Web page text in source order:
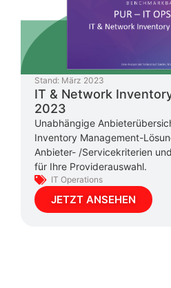
Stand: März 2023
IT & Network
2023
Unabhängige
Inventory Management-
Anbieter- /Servicekriterien
für Ihre Providerauswahl.
IT Operations
JETZT ANSEHEN